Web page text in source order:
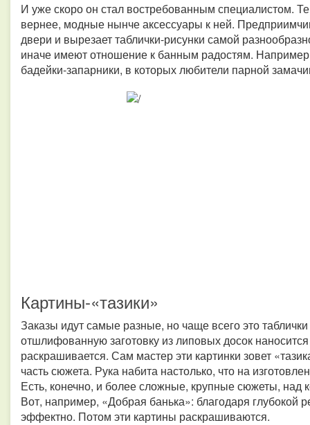
И уже скоро он стал востребованным специалистом.
вернее, модные нынче аксессуары к ней.
двери и вырезает таблички-рисунки самой
иначе имеют отношение к банным радостям.
бадейки-запарники, в которых любители парной
Картины-«тазики»
Заказы идут самые разные, но чаще всего это
отшлифованную заготовку из липовых досок
раскрашивается. Сам мастер эти картинки зовет
часть сюжета. Рука набита настолько, что на
Есть, конечно, и более сложные, крупные сюжеты, над
Вот, например, «Добрая банька»: благодаря глубокой
эффектно. Потом эти картины раскрашиваются.